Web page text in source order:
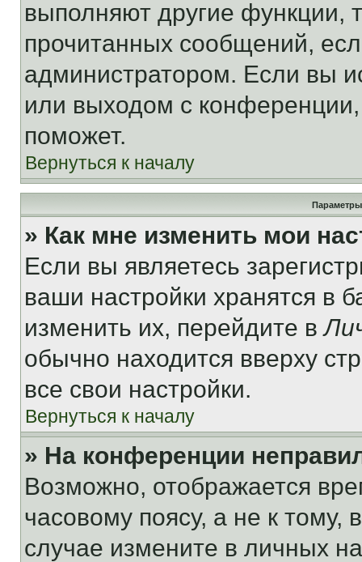
выполняют другие функции,
прочитанных сообщений,
администратором. Если вы
или выходом с
поможет.
Вернуться к началу
Параметры
» Как мне изменить мои
Если вы являетесь
ваши настройки хранятся в
изменить их, перейдите в
обычно находится вверху
все свои настройки.
Вернуться к началу
» На конференции
Возможно, отображается
часовому поясу, а не к тому,
случае измените в личных